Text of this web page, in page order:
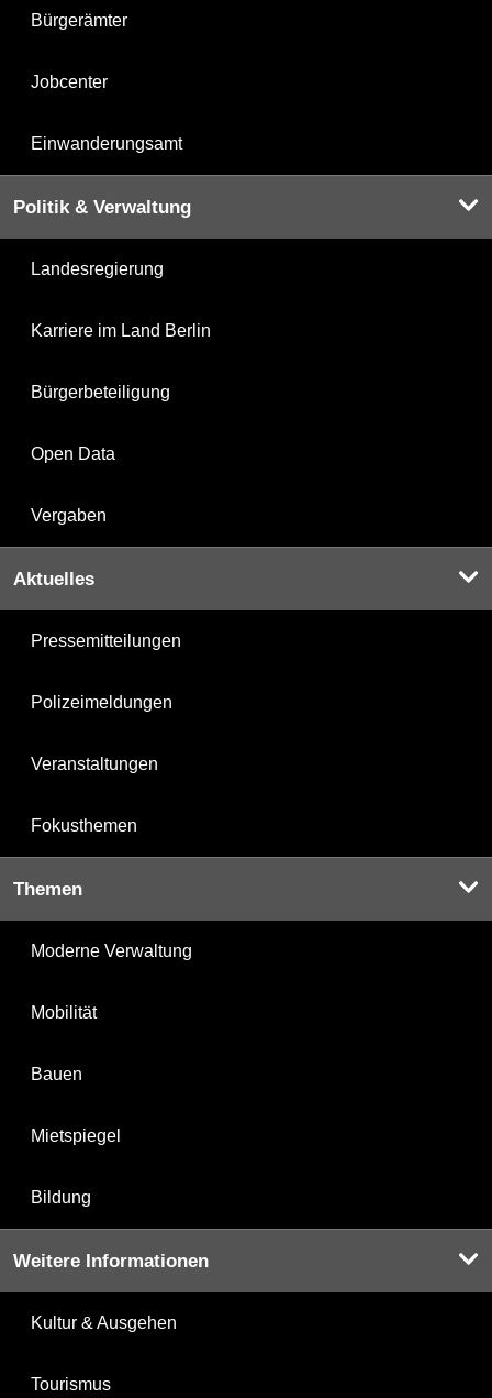
Bürgerämter
Jobcenter
Einwanderungsamt
Politik & Verwaltung
Landesregierung
Karriere im Land Berlin
Bürgerbeteiligung
Open Data
Vergaben
Aktuelles
Pressemitteilungen
Polizeimeldungen
Veranstaltungen
Fokusthemen
Themen
Moderne Verwaltung
Mobilität
Bauen
Mietspiegel
Bildung
Weitere Informationen
Kultur & Ausgehen
Tourismus